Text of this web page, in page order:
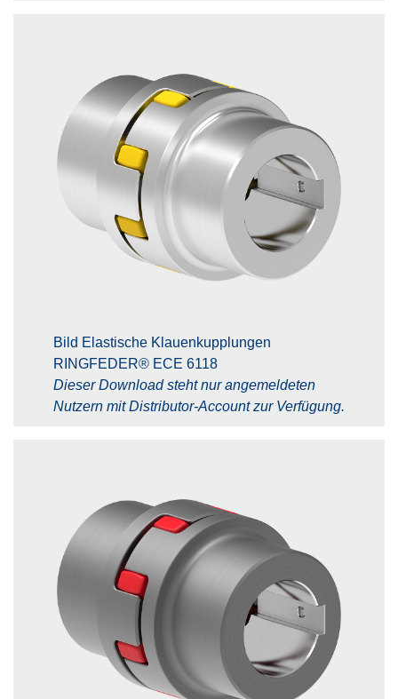
Bild Elastische Klauenkupplungen
RINGFEDER® ECE 6118
Dieser Download steht nur angemeldeten
Nutzern mit Distributor-Account zur Verfügung.